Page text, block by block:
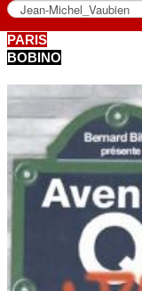
LES ANNONCES
LE CLUB
PARIS
BOBINO